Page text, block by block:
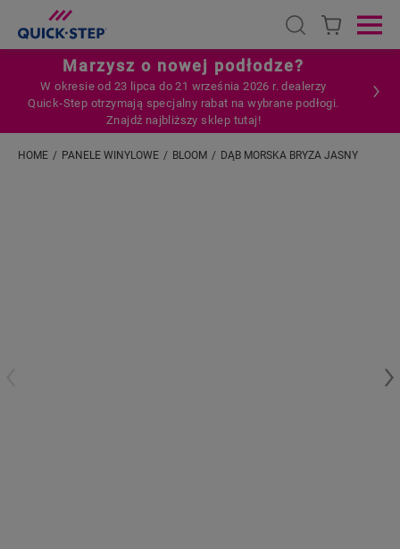
Open search
Marzysz o nowej podłodze?
W okresie od 23 lipca do 21 września 2026 r. dealerzy
Quick‑Step otrzymają specjalny rabat na wybrane podłogi.
Znajdź najbliższy sklep tutaj!
HOME PANELE WINYLOWE BLOOM DĄB MORSKA BRYZA JASNY